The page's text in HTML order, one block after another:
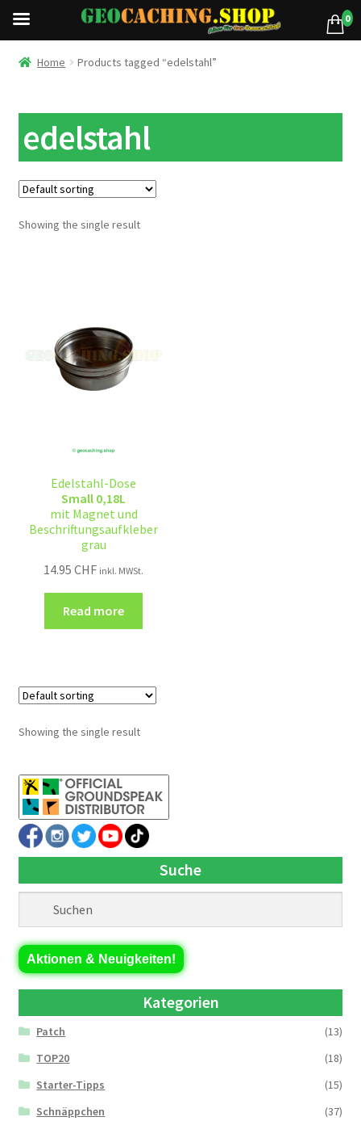
Home Products tagged “edelstahl”
edelstahl
Showing the single result
Edelstahl-Dose
Small 0,18L
mit Magnet und
Beschriftungsaufkleber
grau
14.95CHF inkl. MWSt.
Read more
Showing the single result
Suche
Aktionen & Neuigkeiten!
Kategorien
Patch
(13)
TOP20
(18)
Starter-Tipps
(15)
Schnäppchen
(37)
0